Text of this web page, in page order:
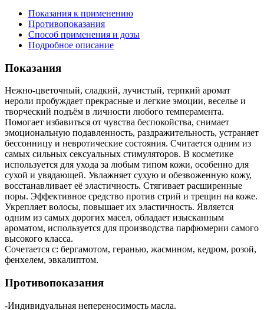
Показания к применению
Противопоказания
Способ применения и дозы
Подробное описание
Показания
Нежно-цветочный, сладкий, лучистый, терпкий аромат
нероли пробуждает прекрасные и легкие эмоции, веселье и
творческий подъём в личности любого темперамента.
Помогает избавиться от чувства беспокойства, снимает
эмоциональную подавленность, раздражительность, устраняет
бессонницу и невротические состояния. Считается одним из
самых сильных сексуальных стимуляторов. В косметике
используется для ухода за любым типом кожи, особенно для
сухой и увядающей. Увлажняет сухую и обезвоженную кожу,
восстанавливает её эластичность. Стягивает расширенные
поры. Эффективное средство против стрий и трещин на коже.
Укрепляет волосы, повышает их эластичность. Является
одним из самых дорогих масел, обладает изысканным
ароматом, используется для производства парфюмерии самого
высокого класса.
Сочетается с: бергамотом, геранью, жасмином, кедром, розой,
фенхелем, эвкалиптом.
Противопоказания
-Индивидуальная непереносимость масла.